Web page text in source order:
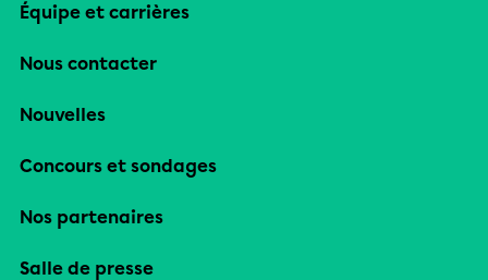
Équipe et carrières
Nous contacter
Nouvelles
Concours et sondages
Nos partenaires
Salle de presse